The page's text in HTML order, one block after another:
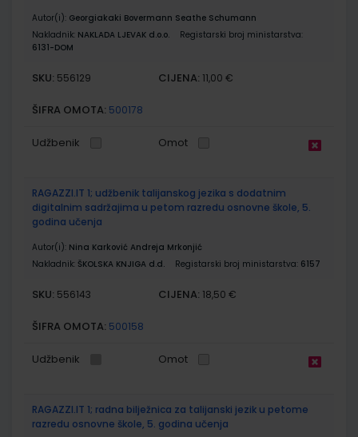
Autor(i): Georgiakaki Bovermann Seathe Schumann
Nakladnik: NAKLADA LJEVAK d.o.o.
Registarski broj ministarstva:
6131-DOM
SKU: 556129 CIJENA: 11,00 €
ŠIFRA OMOTA: 500178
Udžbenik Omot
RAGAZZI.IT 1; udžbenik talijanskog jezika s dodatnim
digitalnim sadržajima u petom razredu osnovne škole, 5.
godina učenja
Autor(i): Nina Karković Andreja Mrkonjić
Nakladnik: ŠKOLSKA KNJIGA d.d. Registarski broj ministarstva: 6157
SKU: 556143 CIJENA: 18,50 €
ŠIFRA OMOTA: 500158
Udžbenik Omot
RAGAZZI.IT 1; radna bilježnica za talijanski jezik u petome
razredu osnovne škole, 5. godina učenja